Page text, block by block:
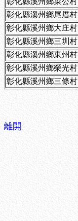
彰化縣溪州鄉尾厝村
彰化縣溪州鄉大庄村
彰化縣溪州鄉三圳村
彰化縣溪州鄉東州村
彰化縣溪州鄉榮光村
彰化縣溪州鄉三條村
離開